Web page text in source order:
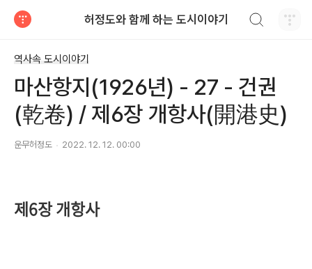
허정도와 함께 하는 도시이야기
역사속 도시이야기
마산항지(1926년) - 27 - 건권
(乾卷) / 제6장 개항사(開港史)
운무허정도 2022. 12. 12. 00:00
제6장 개항사